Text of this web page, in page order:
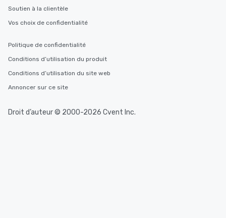
Soutien à la clientèle
Vos choix de confidentialité
Politique de confidentialité
Conditions d’utilisation du produit
Conditions d’utilisation du site web
Annoncer sur ce site
Droit d’auteur © 2000-2026 Cvent Inc.